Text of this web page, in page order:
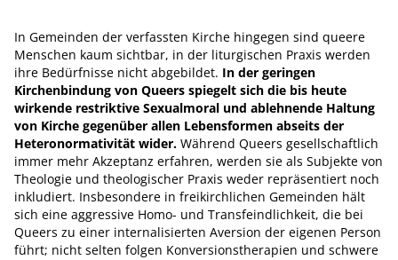
In Gemeinden der verfassten Kirche hingegen sind queere
Menschen kaum sichtbar, in der liturgischen Praxis werden
ihre Bedürfnisse nicht abgebildet. In der geringen
Kirchenbindung von Queers spiegelt sich die bis heute
wirkende restriktive Sexualmoral und ablehnende Haltung
von Kirche gegenüber allen Lebensformen abseits der
Heteronormativität wider. Während Queers gesellschaftlich
immer mehr Akzeptanz erfahren, werden sie als Subjekte von
Theologie und theologischer Praxis weder repräsentiert noch
inkludiert. Insbesondere in freikirchlichen Gemeinden hält
sich eine aggressive Homo- und Transfeindlichkeit, die bei
Queers zu einer internalisierten Aversion der eigenen Person
führt; nicht selten folgen Konversionstherapien und schwere